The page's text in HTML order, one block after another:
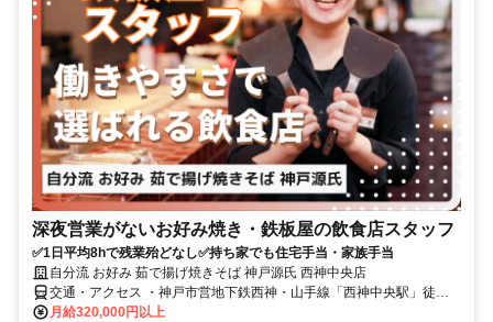
深夜営業がないお好み焼き・鉄板屋の飲食店スタッフ
✅1日平均8hで残業殆どなし✅持ち家でも住宅手当・家族手当
自分流 お好み 茹で揚げ焼きそば 神戸源氏 西神中央店
交通・アクセス ・神戸市営地下鉄西神・山手線「西神中央駅」徒歩1
分
月給320,000円以上